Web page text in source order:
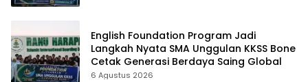
English Foundation Program Jadi
Langkah Nyata SMA Unggulan KKSS Bone
Cetak Generasi Berdaya Saing Global
6 Agustus 2026